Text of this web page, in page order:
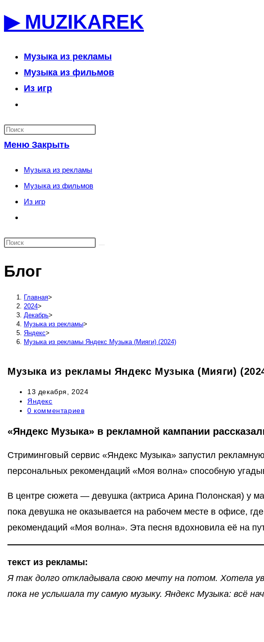
к▶ MUZIKAREK
Музыка из рекламы
Музыка из фильмов
Из игр
по
веб-
сайту
Меню Закрыть
Музыка из рекламы
Музыка из фильмов
Из игр
по
сайту
Блог
Главная>
2024>
Декабрь>
Музыка из рекламы>
Яндекс>
Музыка из рекламы Яндекс Музыка (Мияги) (2024)
Музыка из рекламы Яндекс Музыка (Мияги)
Запись
опубликована:
13 декабря, 2024
Рубрика
записи:
Яндекс
Комментарии
записи:
0 комментариев
«Яндекс Музыка» в рекламной кампании
Стриминговый сервис «Яндекс Музыка» запустил
персональных рекомендаций «Моя волна» способную
В центре сюжета — девушка (актриса Арина Полонская) у
пока девушка не оказывается на рабочем месте в офисе,
рекомендаций «Моя волна». Эта песня вдохновила её на
текст из рекламы:
Я так долго откладывала свою мечту на потом. Хотела
пока не услышала ту самую музыку. Яндекс Музыка: всё